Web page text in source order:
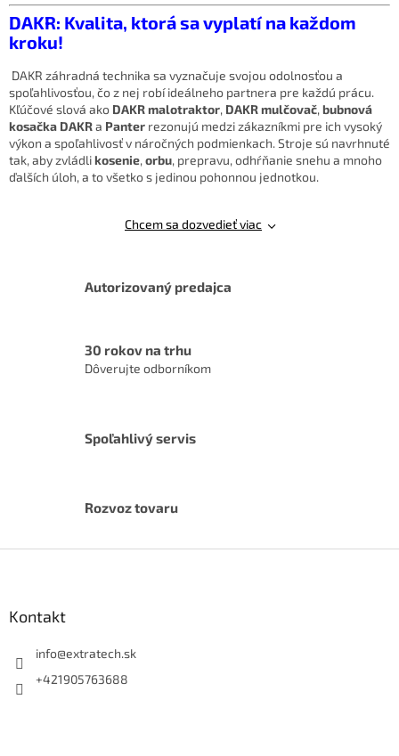
c
p
r
v
k
y
v
ý
s
v
a
e
DAKR: Kvalita, ktorá sa vyplatí na každom
kroku!
DAKR záhradná technika sa vyznačuje svojou odolnosťou a
spoľahlivosťou, čo z nej robí ideálneho partnera pre každú prácu.
Kľúčové slová ako DAKR malotraktor, DAKR mulčovač, bubnová
kosačka DAKRa Panter rezonujú medzi zákazníkmi pre ich vysoký
výkon a spoľahlivosť v náročných podmienkach. Stroje sú navrhnuté
tak, aby zvládlikosenie, orbu, prepravu, odhŕňanie snehu a mnoho
ďalších úloh, a to všetko s jedinou pohonnou jednotkou.
Chcem sa dozvedieť viac
Autorizovaný predajca
30 rokov na trhu
Dôverujte odborníkom
Spoľahlivý servis
Rozvoz tovaru
Kontakt
info@extratech.sk
+421905763688